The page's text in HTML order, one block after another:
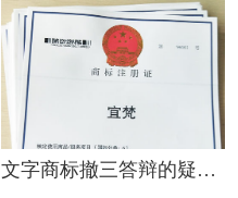
文字商标撤三答辩的疑问